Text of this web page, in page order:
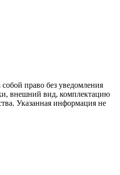
право без уведомления
внешний вид, комплектацию
Указанная информация не